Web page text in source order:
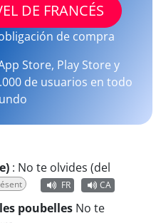
DE FRANCÉS
de compra
Store, Play Store y
de usuarios en todo
: No te olvides (del
FR CA
poubelles No te